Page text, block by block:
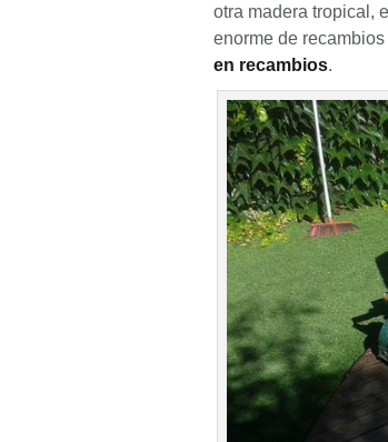
otra madera tropical,
enorme de recambios
en recambios.